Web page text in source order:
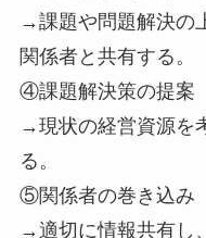
→課題や問題解決の
関係者と共有する。
④課題解決策の提案
→現状の経営資源を
る。
⑤関係者の巻き込み
→適切に情報共有し